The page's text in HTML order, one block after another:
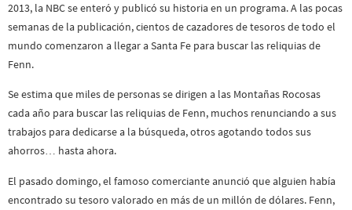
2013, la NBC se enteró y publicó su historia en un programa. A las pocas
semanas de la publicación, cientos de cazadores de tesoros de todo el
mundo comenzaron a llegar a Santa Fe para buscar las reliquias de
Fenn.
Se estima que miles de personas se dirigen a las Montañas Rocosas
cada año para buscar las reliquias de Fenn, muchos renunciando a sus
trabajos para dedicarse a la búsqueda, otros agotando todos sus
ahorros… hasta ahora.
El pasado domingo, el famoso comerciante anunció que alguien había
encontrado su tesoro valorado en más de un millón de dólares. Fenn,